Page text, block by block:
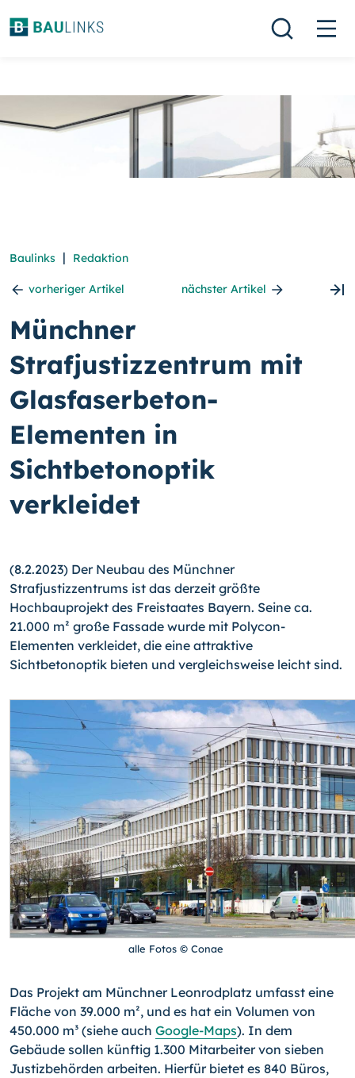
Baulinks | Redaktion
vorheriger Artikel nächster Artikel
Münchner
Strafjustizzentrum mit
Glasfaserbeton-
Elementen in
Sichtbetonoptik
verkleidet
(8.2.2023) Der Neubau des Münchner
Strafjustizzentrums ist das derzeit größte
Hochbauprojekt des Freistaates Bayern. Seine ca.
21.000 m² große Fassade wurde mit Polycon-
Elementen verkleidet, die eine attraktive
Sichtbetonoptik bieten und vergleichsweise leicht sind.
alle Fotos © Conae
Das Projekt am Münchner Leonrodplatz umfasst eine
Fläche von 39.000 m², und es hat ein Volumen von
450.000 m³ (siehe auch Google-Maps). In dem
Gebäude sollen künftig 1.300 Mitarbeiter von sieben
Justizbehörden arbeiten. Hierfür bietet es 840 Büros,